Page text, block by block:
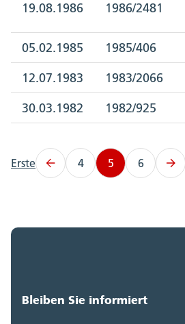
19.08.1986 1986/2481
05.02.1985 1985/406
12.07.1983
1983/2066
30.03.1982
1982/925
Erste 4 5 6
Bleiben Sie informiert